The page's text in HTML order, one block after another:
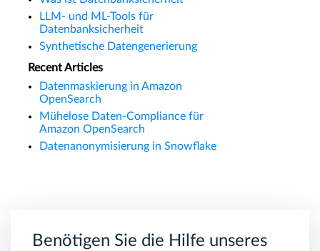
LLM- und ML-Tools für
Datenbanksicherheit
Synthetische Datengenerierung
Recent Articles
Datenmaskierung in Amazon
OpenSearch
Mühelose Daten-Compliance für
Amazon OpenSearch
Datenanonymisierung in Snowflake
Benötigen Sie die Hilfe unseres